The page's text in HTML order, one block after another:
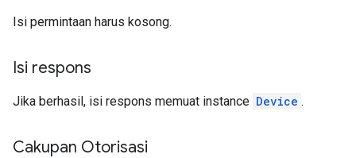
Isi permintaan harus kosong.
Isi respons
Jika berhasil, isi respons memuat instance Device .
Cakupan Otorisasi